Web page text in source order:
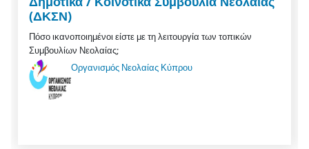
(ΔΚΣΝ)
Πόσο ικανοποιημένοι είστε με τη λειτουργία των τοπικών
Συμβουλίων Νεολαίας;
Οργανισμός Νεολαίας Κύπρου